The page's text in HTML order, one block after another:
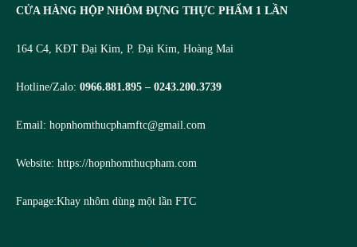
CỬA HÀNG HỘP NHÔM ĐỰNG THỰC PHẨM 1 LẦN
164 C4, KĐT Đại Kim, P. Đại Kim, Hoàng Mai
Hotline/Zalo: 0966.881.895 – 0243.200.3739
Email: hopnhomthucphamftc@gmail.com
Website: https://hopnhomthucpham.com
Fanpage:Khay nhôm dùng một lần FTC